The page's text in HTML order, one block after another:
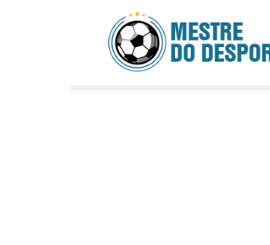
Mestre
Do
Desporto